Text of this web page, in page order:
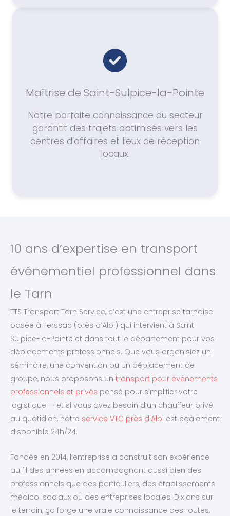
Maîtrise de Saint-Sulpice-la-Pointe
Notre parfaite connaissance du secteur
garantit des trajets optimisés vers les
centres d’affaires et lieux de réception
locaux.
10 ans d’expertise en transport
événementiel professionnel dans
le Tarn
TTS Transport Tarn Service, c’est une entreprise tarnaise
basée à Terssac (près d’Albi) qui intervient à Saint-
Sulpice-la-Pointe et dans tout le département pour vos
déplacements professionnels. Que vous organisiez un
séminaire, une convention ou un déplacement de
groupe, nous proposons un transport pour événements
professionnels et privés pensé pour simplifier votre
logistique — et si vous avez besoin d’un chauffeur privé
au quotidien, notre service VTC près d'Albi est également
disponible 24h/24.
Fondée en 2014, l’entreprise a construit son expérience
au fil des années en accompagnant aussi bien des
professionnels que des particuliers, des établissements
médico-sociaux ou des entreprises locales. Dix ans sur
le terrain, ça forge une vraie connaissance des routes,